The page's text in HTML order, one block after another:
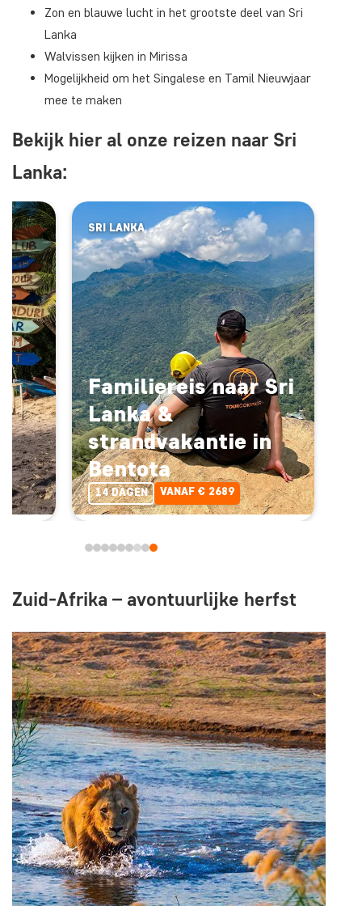
Zon en blauwe lucht in het grootste deel van Sri
Lanka
Walvissen kijken in Mirissa
Mogelijkheid om het Singalese en Tamil Nieuwjaar
mee te maken
Bekijk hier al onze reizen naar Sri
Lanka:
SRI LANKA
Familiereis naar Sri
Lanka &
strandvakantie in
Bentota
14 DAGEN VANAF € 2689
Zuid-Afrika – avontuurlijke herfst